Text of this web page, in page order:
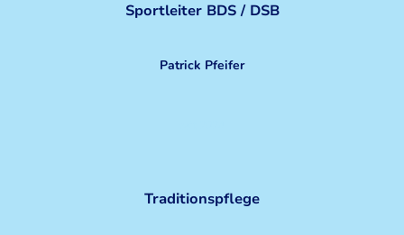
Sportleiter BDS / DSB
Patrick Pfeifer
Traditionspflege